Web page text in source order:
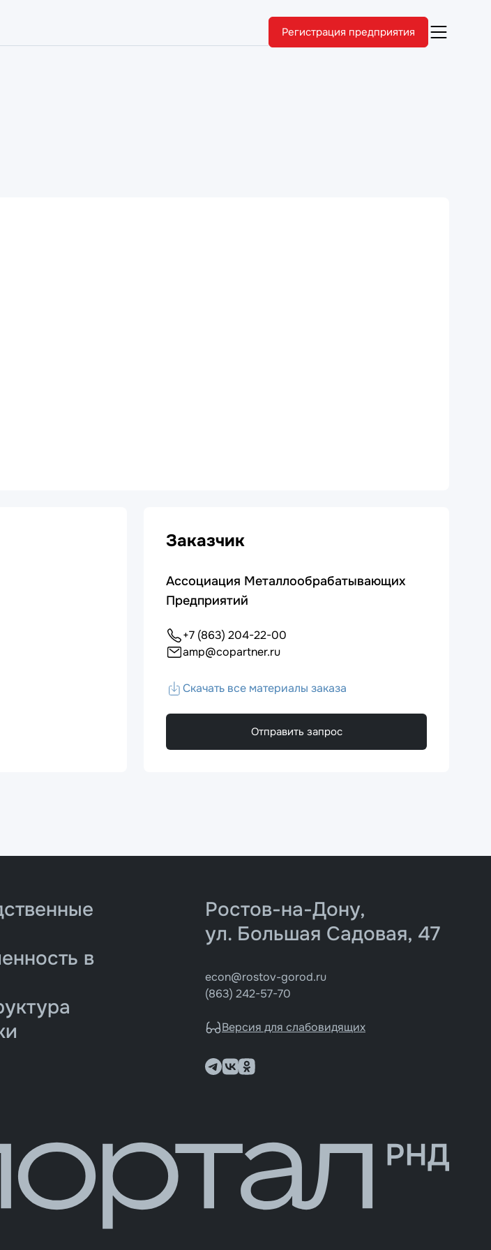
Регистрация предприятия
Заказчик
Ассоциация Металлообрабатывающих
Предприятий
+7 (863) 204-22-00
amp@copartner.ru
Скачать все материалы заказа
Отправить запрос
в
Ростов-на-Дону,
ул. Большая Садовая, 47
econ@rostov-gorod.ru
(863) 242-57-70
Версия для слабовидящих